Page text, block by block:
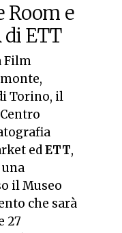
Room e
ETT
Film
Torino, il
edETT,
il Museo
che sarà
27